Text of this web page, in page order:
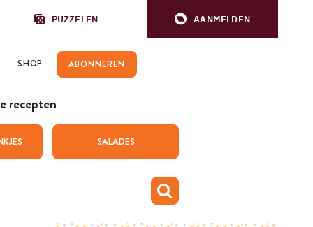
PUZZELEN AANMELDEN
SHOP ABONNEREN
recepten
SALADES